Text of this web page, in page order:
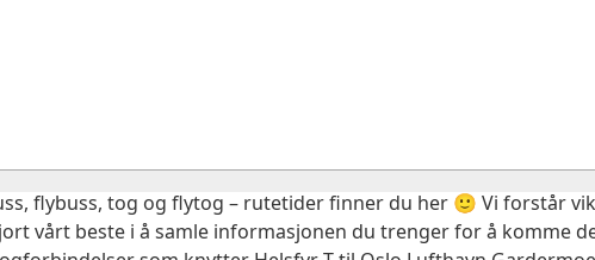
flybuss, tog og flytog – rutetider finner du her 🙂 Vi forstår
vårt beste i å samle informasjonen du trenger for å komme